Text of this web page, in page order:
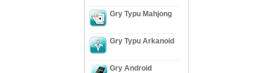
Gry Typu Mahjong
Gry Typu Arkanoid
Gry Android